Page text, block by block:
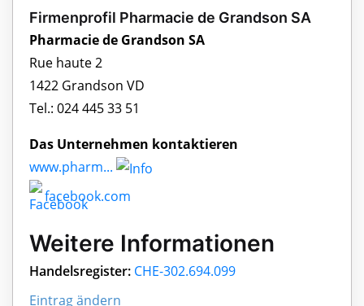
Firmenprofil Pharmacie de Grandson SA
Pharmacie de Grandson SA
Rue haute 2
1422 Grandson VD
Tel.: 024 445 33 51
Das Unternehmen kontaktieren
www.pharm...
facebook.com
Weitere Informationen
Handelsregister: CHE-302.694.099
Eintrag ändern